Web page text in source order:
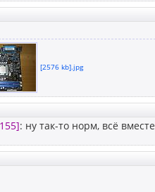
[2576 kb].jpg
: ну так-то норм, всё